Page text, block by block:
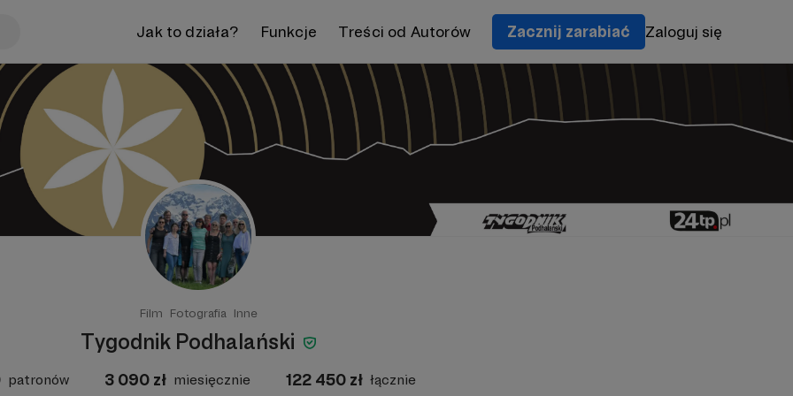
Jak to działa? Funkcje Treści od Autorów Zacznij zarabiać Zaloguj się
Film Fotografia Inne
Tygodnik Podhalański
patronów 3 090 zł miesięcznie 122 450 zł łącznie